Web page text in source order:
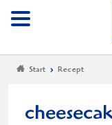
Meny
Start Recept